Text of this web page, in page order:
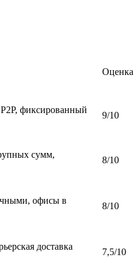
Оценка
фиксированный
9/10
сумм,
8/10
офисы в
8/10
доставка
7,5/10